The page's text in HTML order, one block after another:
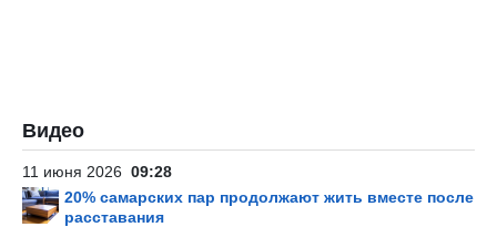
Видео
11 июня 2026 09:28
20% самарских пар продолжают жить вместе после
расставания